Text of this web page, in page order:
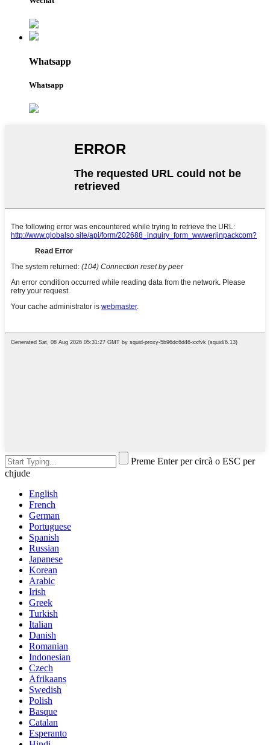
Whatsapp
Whatsapp
Preme Enter per circà o ESC per
chjude
English
French
German
Portuguese
Spanish
Russian
Japanese
Korean
Arabic
Irish
Greek
Turkish
Italian
Danish
Romanian
Indonesian
Czech
Afrikaans
Swedish
Polish
Basque
Catalan
Esperanto